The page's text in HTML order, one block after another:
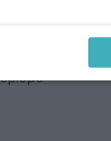
w stanie